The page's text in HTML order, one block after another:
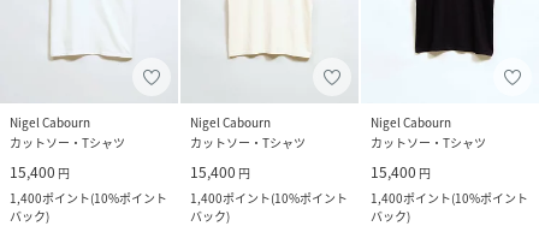
Nigel Cabourn
カットソー・Tシャツ
15,400 円
1,400ポイント(10%ポイント
バック)
Nigel Cabourn
カットソー・Tシャツ
15,400 円
1,400ポイント(10%ポイント
バック)
Nigel Cabourn
カットソー・Tシャツ
15,400 円
1,400ポイント(10%ポイント
バック)